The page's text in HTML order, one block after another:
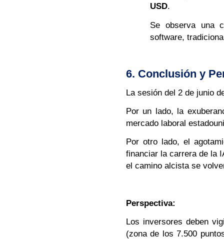
USD.
Se observa una
software,
6. Conclusión y
La sesión del 2 de junio
Por un lado, la
mercado laboral
Por otro lado, el
financiar la carrera de la
el camino alcista se
Perspectiva:
Los inversores deben
(zona de los 7.500